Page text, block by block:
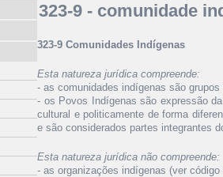
323-9 - comunidade
323-9 Comunidades Indígenas
Esta natureza jurídica compreende:
- as comunidades indígenas são
- os Povos Indígenas são expressão
cultural e politicamente de forma
e são considerados partes integrantes
Esta natureza jurídica não compreende:
- as organizações indígenas (ver código